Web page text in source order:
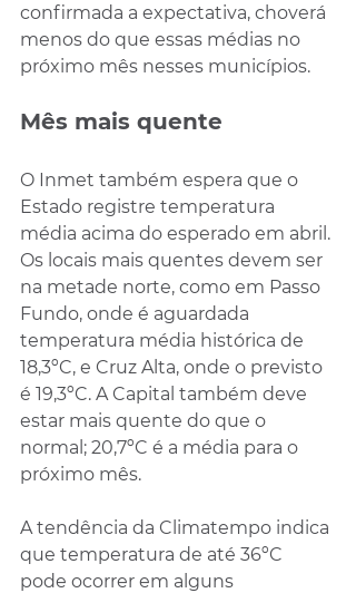
confirmada a expectativa, choverá
menos do que essas médias no
próximo mês nesses municípios.
Mês mais quente
O Inmet também espera que o
Estado registre temperatura
média acima do esperado em abril.
Os locais mais quentes devem ser
na metade norte, como em Passo
Fundo, onde é aguardada
temperatura média histórica de
18,3ºC, e Cruz Alta, onde o previsto
é 19,3ºC. A Capital também deve
estar mais quente do que o
normal; 20,7ºC é a média para o
próximo mês.
A tendência da Climatempo indica
que temperatura de até 36ºC
pode ocorrer em alguns